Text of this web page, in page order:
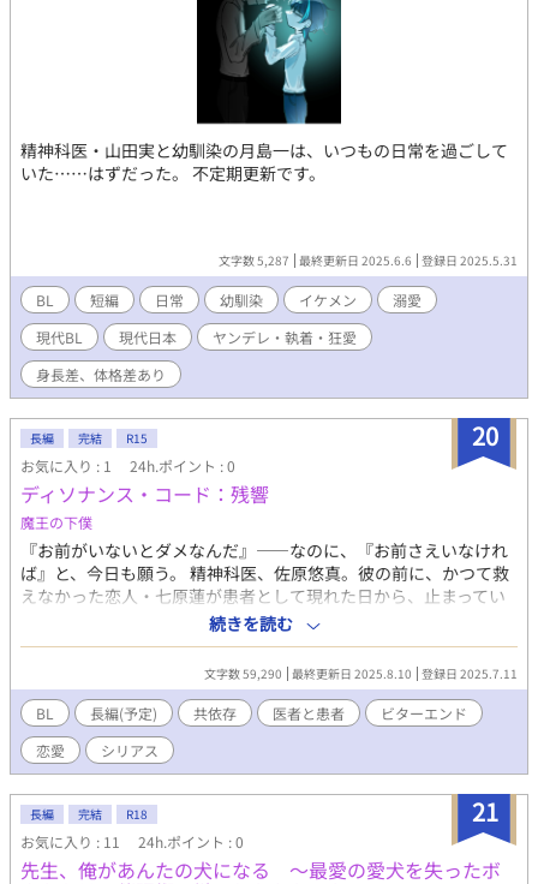
精神科医・山田実と幼馴染の月島一は、いつもの日常を過ごして
いた……はずだった。 不定期更新です。
文字数 5,287 最終更新日 2025.6.6 登録日 2025.5.31
BL 短編 日常 幼馴染 イケメン
溺愛
現代BL
現代日本
ヤンデレ・執着・狂愛
身長差、体格差あり
20
長編 完結 R15
お気に入り : 1 24h.ポイント : 0
ディソナンス・コード：残響
魔王の下僕
『お前がいないとダメなんだ』――なのに、『お前さえいなけれ
ば』と、今日も願う。 精神科医、佐原悠真。彼の前に、かつて救
えなかった恋人・七原蓮が患者として現れた日から、止まってい
たはずの時間が再び動き出す。 ディソナンス・コード ～共依存の
カルテ～とは違う、二人の物語。 彼らが辿り着く、結末は果たし
て。 ※前作ディソナンス・コード ～共依存のカルテ～とは違う世
界線なので、読んでいなくても大丈夫です。 ※一日一話投稿。全
31話。毎日21時に更新いたします。
続きを読む
文字数 59,290 最終更新日 2025.8.10 登録日 2025.7.11
BL 長編(予定) 共依存 医者と患者
ビターエンド
恋愛
シリアス
21
長編 完結 R18
お気に入り : 11 24h.ポイント : 0
先生、俺があんたの犬になる ～最愛の愛犬を失ったボ